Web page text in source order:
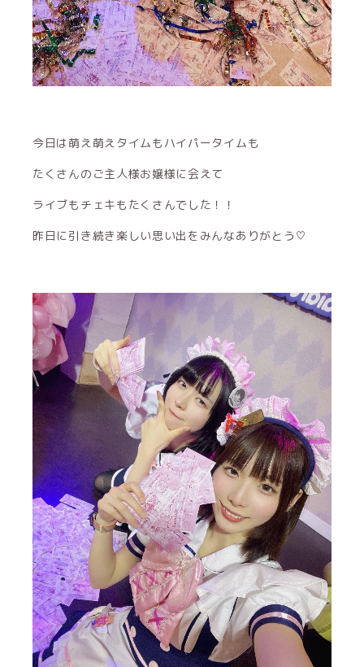
今日は萌え萌えタイムもハイパータイムも
たくさんのご主人様お嬢様に会えて
ライブもチェキもたくさんでした！！
昨日に引き続き楽しい思い出をみんなありがとう♡